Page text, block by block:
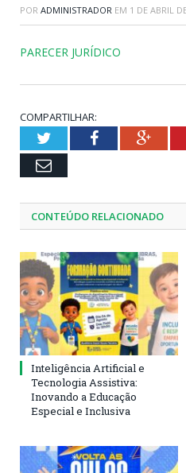
POR ADMINISTRADOR EM 1 DE ABRIL
PARECER JURÍDICO
COMPARTILHAR:
TwitterFacebook
Email
CONTEÚDO RELACIONADO
Inteligência Artificial e
Tecnologia Assistiva:
Inovando a Educação
Especial e Inclusiva